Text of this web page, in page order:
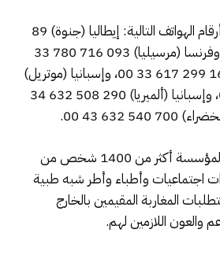
كما يمكن الاتصال على أرقام الهواتف التالية: إيطاليا (جنوة) 89
94 1212 35 39 00، وفرنسا (مرسيليا) 093 716 780 33
00، وفرنسا (سيت) 161 299 617 33 00، وإسبانيا (موتريل)
433 669 631 34 00، وإسبانيا (ألميريا) 290 508 632 34
ولإنجاح العملية عبأت المؤسسة أكثر من 1400 شخص من
اجتماعيات وأطباء وأطر شبه طبية
المغاربة المقيمين بالخارج
والعون اللازمين لهم.